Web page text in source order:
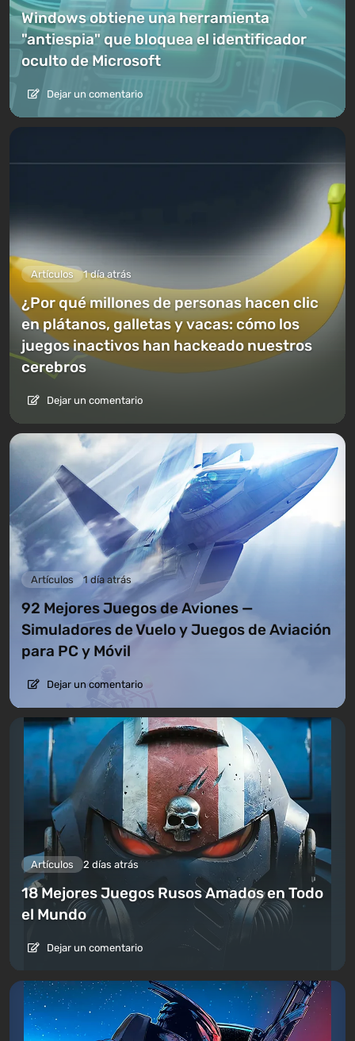
Windows obtiene una herramienta
"antiespia" que bloquea el identificador
oculto de Microsoft
Dejar un comentario
Artículos 1 día atrás
¿Por qué millones de personas hacen clic
en plátanos, galletas y vacas: cómo los
juegos inactivos han hackeado nuestros
cerebros
Dejar un comentario
Artículos 1 día atrás
92 Mejores Juegos de Aviones —
Simuladores de Vuelo y Juegos de Aviación
para PC y Móvil
Dejar un comentario
Artículos 2 días atrás
18 Mejores Juegos Rusos Amados en Todo
el Mundo
Dejar un comentario